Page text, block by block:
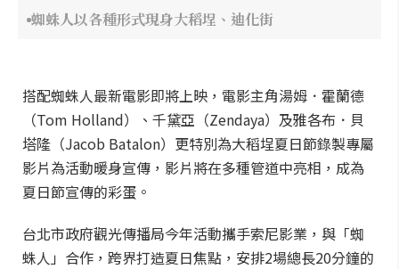
蜘蛛人以各種形式現身大稻埕、迪化街
搭配蜘蛛人最新電影即將上映，電影主角湯姆．霍蘭德
（Tom Holland）、千黛亞（Zendaya）及雅各布．貝
塔隆（Jacob Batalon）更特別為大稻埕夏日節錄製專屬
影片為活動暖身宣傳，影片將在多種管道中亮相，成為
夏日節宣傳的彩蛋。
台北市政府觀光傳播局今年活動攜手索尼影業，與「蜘
蛛人」合作，跨界打造夏日焦點，安排2場總長20分鐘的